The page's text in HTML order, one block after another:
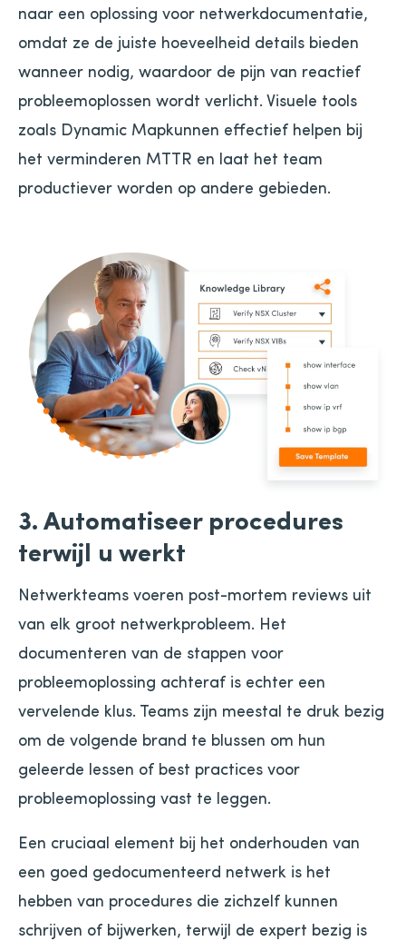
naar een oplossing voor netwerkdocumentatie,
omdat ze de juiste hoeveelheid details bieden
wanneer nodig, waardoor de pijn van reactief
probleemoplossen wordt verlicht. Visuele tools
zoals Dynamic Mapkunnen effectief helpen bij
het verminderen MTTR en laat het team
productiever worden op andere gebieden.
3. Automatiseer procedures
terwijl u werkt
Netwerkteams voeren post-mortem reviews uit
van elk groot netwerkprobleem. Het
documenteren van de stappen voor
probleemoplossing achteraf is echter een
vervelende klus. Teams zijn meestal te druk bezig
om de volgende brand te blussen om hun
geleerde lessen of best practices voor
probleemoplossing vast te leggen.
Een cruciaal element bij het onderhouden van
een goed gedocumenteerd netwerk is het
hebben van procedures die zichzelf kunnen
schrijven of bijwerken, terwijl de expert bezig is